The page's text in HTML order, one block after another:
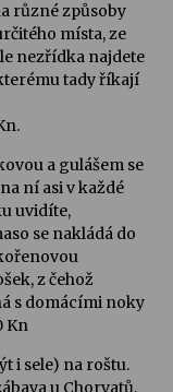
různé způsoby
místa, ze
nezřídka najdete
tady říkají
a gulášem se
ní asi v každé
uvidíte,
se nakládá do
z čehož
s domácími noky
Kn
i sele) na roštu.
u Chorvatů,